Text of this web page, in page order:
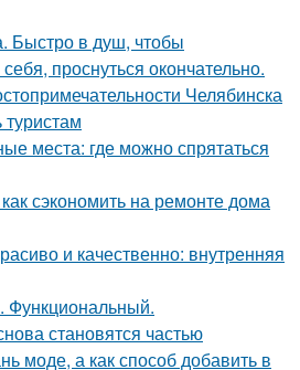
Быстро в душ, чтобы
проснуться окончательно.
Челябинска
места: где можно спрятаться
сэкономить на ремонте дома
и качественно: внутренняя
становятся частью
моде, а как способ добавить в